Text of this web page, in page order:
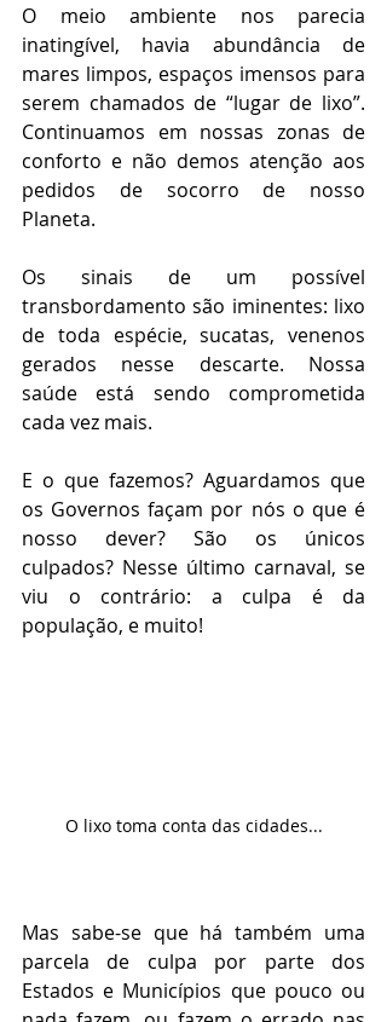
O meio ambiente nos parecia
inatingível, havia abundância de
mares limpos, espaços imensos para
serem chamados de “lugar de lixo”.
Continuamos em nossas zonas de
conforto e não demos atenção aos
pedidos de socorro de nosso
Planeta.
Os sinais de um possível
transbordamento são iminentes: lixo
de toda espécie, sucatas, venenos
gerados nesse descarte. Nossa
saúde está sendo comprometida
cada vez mais.
E o que fazemos? Aguardamos que
os Governos façam por nós o que é
nosso dever? São os únicos
culpados? Nesse último carnaval, se
viu o contrário: a culpa é da
população, e muito!
O lixo toma conta das cidades...
Mas sabe-se que há também uma
parcela de culpa por parte dos
Estados e Municípios que pouco ou